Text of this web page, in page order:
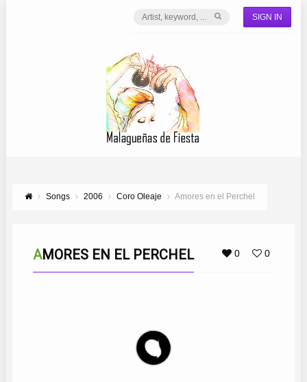
SIGN IN
Songs 2006 Coro Oleaje Amores en el Perchel
0 0
AMORES EN EL PERCHEL